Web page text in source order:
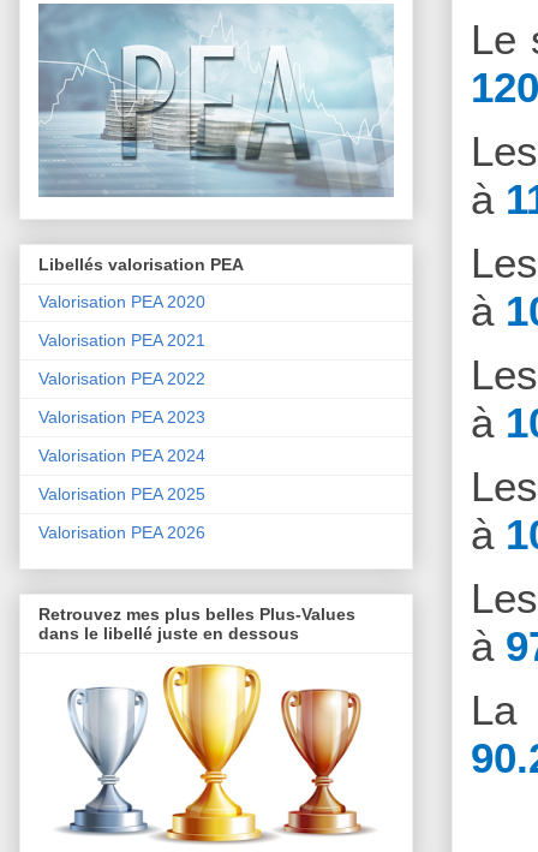
Le
à
à
à
à
à
La
Libellés valorisation PEA
Valorisation PEA 2020
Valorisation PEA 2021
Valorisation PEA 2022
Valorisation PEA 2023
Valorisation PEA 2024
Valorisation PEA 2025
Valorisation PEA 2026
Retrouvez mes plus belles Plus-Values
dans le libellé juste en dessous